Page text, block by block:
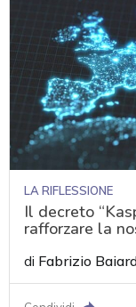
LA RIFLESSIONE
Il decreto
rafforzare la
di Fabrizio